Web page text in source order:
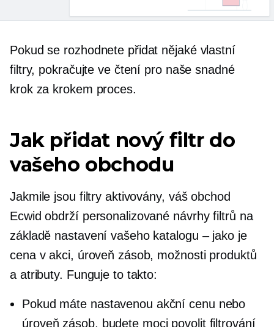
Pokud se rozhodnete přidat nějaké vlastní
filtry, pokračujte ve čtení pro naše snadné
krok za krokem proces.
Jak přidat nový filtr do
vašeho obchodu
Jakmile jsou filtry aktivovány, váš obchod
Ecwid obdrží personalizované návrhy filtrů na
základě nastavení vašeho katalogu – jako je
cena v akci, úroveň zásob, možnosti produktů
a atributy. Funguje to takto:
Pokud máte nastavenou akční cenu nebo
úroveň zásob, budete moci povolit filtrování